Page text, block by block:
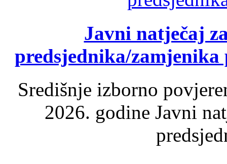
Javni natječaj
predsjednika/
Središnje izborno
2026. godine Javni